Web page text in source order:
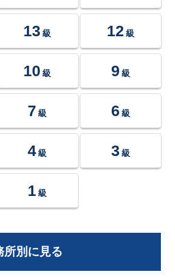
13 級 12 級
10 級 9 級
7 級 6 級
4 級 3 級
1 級
所別に見る